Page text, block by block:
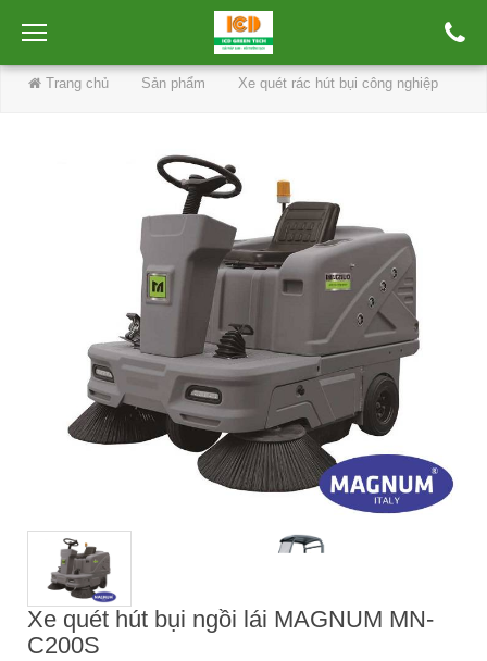
Trang chủ Sản phẩm Xe quét rác hút bụi công nghiệp
Xe quét hút bụi ngồi lái MAGNUM MN-
C200S